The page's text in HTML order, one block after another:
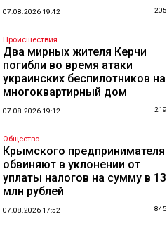
07.08.2026 19:42 205
Происшествия
Два мирных жителя Керчи
погибли во время атаки
украинских беспилотников на
многоквартирный дом
07.08.2026 19:12 219
Общество
Крымского предпринимателя
обвиняют в уклонении от
уплаты налогов на сумму в 13
млн рублей
07.08.2026 17:52 845